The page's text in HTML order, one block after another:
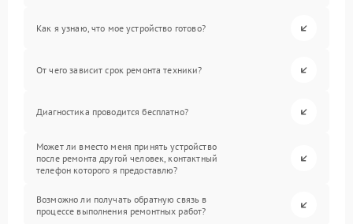
Как я узнаю, что мое устройство готово?
От чего зависит срок ремонта техники?
Диагностика проводится бесплатно?
Может ли вместо меня принять устройство
после ремонта другой человек, контактный
телефон которого я предоставлю?
Возможно ли получать обратную связь в
процессе выполнения ремонтных работ?